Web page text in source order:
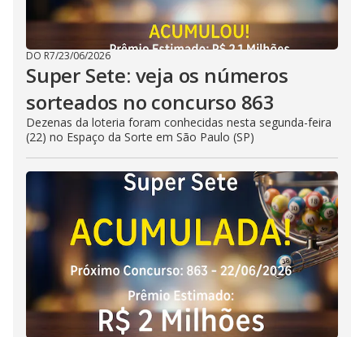
DO R7/23/06/2026
Super Sete: veja os números
sorteados no concurso 863
Dezenas da loteria foram conhecidas nesta segunda-feira
(22) no Espaço da Sorte em São Paulo (SP)